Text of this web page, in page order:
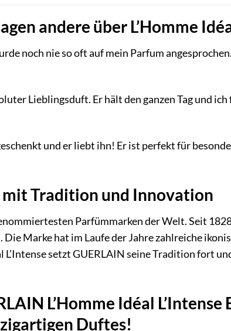
andere über L’Homme
noch nie so oft auf mein Parfum
Lieblingsduft. Er hält den ganzen Tag und
und er liebt ihn! Er ist perfekt für
mit Tradition und Innovation
Parfümmarken der Welt. Seit
Marke hat im Laufe der Jahre zahlreiche
L’Intense setzt GUERLAIN seine Tradition fort
L’Homme Idéal
Duftes!